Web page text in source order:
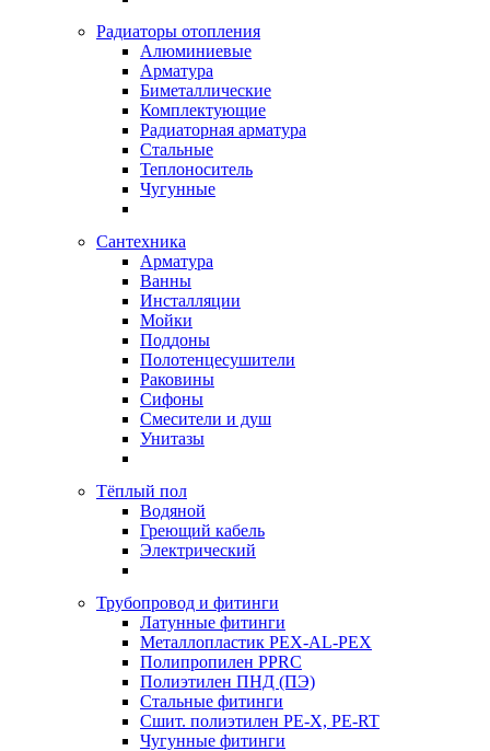
Радиаторы отопления
Алюминиевые
Арматура
Биметаллические
Комплектующие
Радиаторная арматура
Стальные
Теплоноситель
Чугунные
Сантехника
Арматура
Ванны
Инсталляции
Мойки
Поддоны
Полотенцесушители
Раковины
Сифоны
Смесители и душ
Унитазы
Тёплый пол
Водяной
Греющий кабель
Электрический
Трубопровод и фитинги
Латунные фитинги
Металлопластик PEX-AL-PEX
Полипропилен PPRC
Полиэтилен ПНД (ПЭ)
Стальные фитинги
Сшит. полиэтилен PE-X, PE-RT
Чугунные фитинги